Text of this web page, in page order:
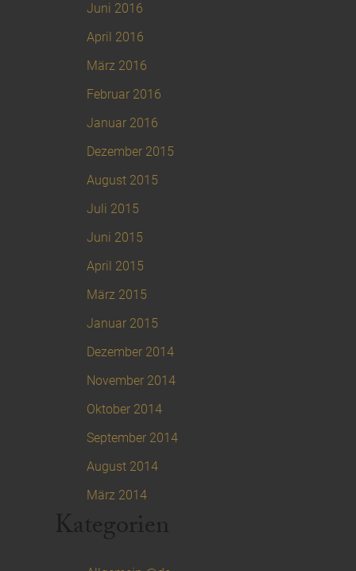
Juni 2016
April 2016
März 2016
Februar 2016
Januar 2016
Dezember 2015
August 2015
Juli 2015
Juni 2015
April 2015
März 2015
Januar 2015
Dezember 2014
November 2014
Oktober 2014
September 2014
August 2014
März 2014
Kategorien